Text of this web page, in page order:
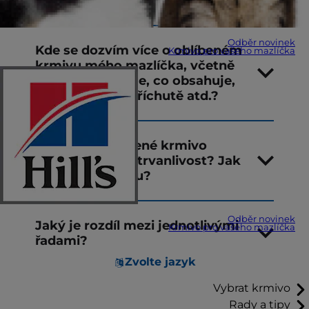
Odběr novinek
Krmivo pro vašeho mazlíčka
Odběr novinek
Krmivo pro vašeho mazlíčka
Zvolte jazyk
Vybrat krmivo
Rady a tipy
Kde se dozvím více o oblíbeném
krmivu mého mazlíčka, včetně
toho, jak funguje, co obsahuje,
jaké jsou jeho příchutě atd.?
Jakou má oblíbené krmivo
mého mazlíčka trvanlivost? Jak
skladovat výživu?
Jaký je rozdíl mezi jednotlivými
řadami?